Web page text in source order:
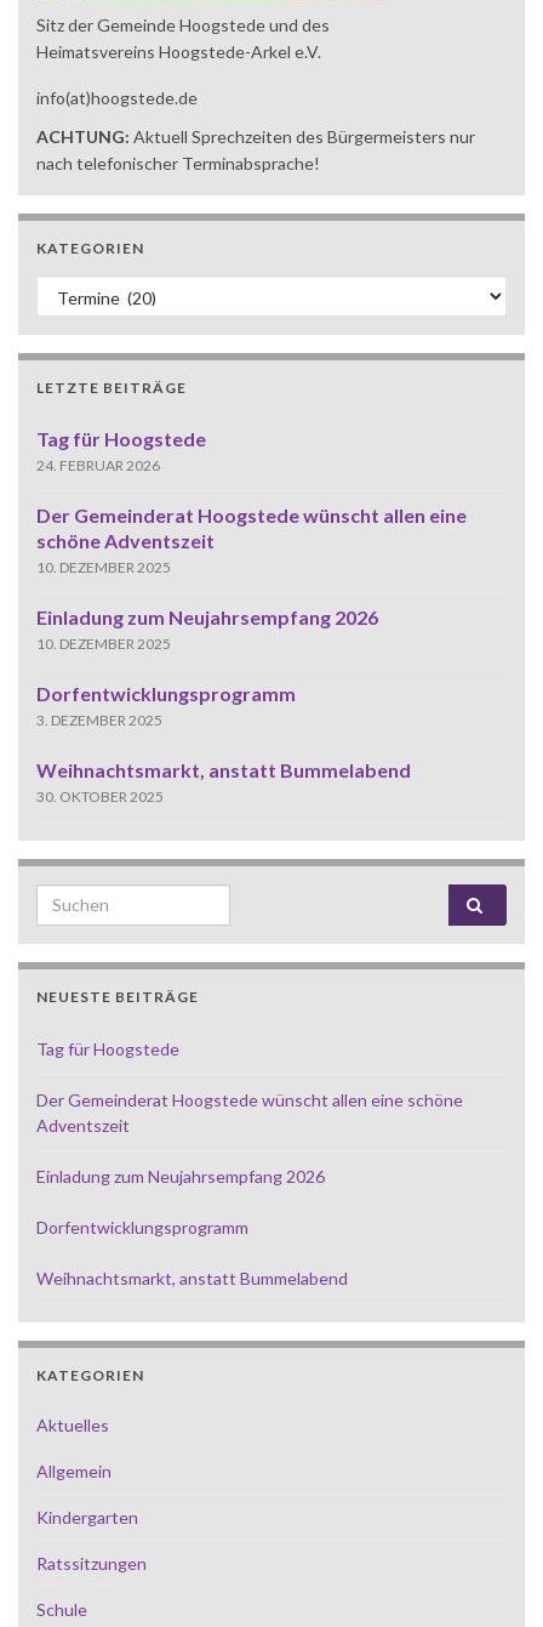
Sitz der Gemeinde Hoogstede und des
Heimatsvereins Hoogstede-Arkel e.V.
info(at)hoogstede.de
ACHTUNG: Aktuell Sprechzeiten des Bürgermeisters nur
nach telefonischer Terminabsprache!
KATEGORIEN
Kategorien
LETZTE BEITRÄGE
Tag für Hoogstede
24. FEBRUAR 2026
Der Gemeinderat Hoogstede wünscht allen eine
schöne Adventszeit
10. DEZEMBER 2025
Einladung zum Neujahrsempfang 2026
10. DEZEMBER 2025
Dorfentwicklungsprogramm
3. DEZEMBER 2025
Weihnachtsmarkt, anstatt Bummelabend
30. OKTOBER 2025
Search for:
NEUESTE BEITRÄGE
Tag für Hoogstede
Der Gemeinderat Hoogstede wünscht allen eine schöne
Adventszeit
Einladung zum Neujahrsempfang 2026
Dorfentwicklungsprogramm
Weihnachtsmarkt, anstatt Bummelabend
KATEGORIEN
Aktuelles
Allgemein
Kindergarten
Ratssitzungen
Schule